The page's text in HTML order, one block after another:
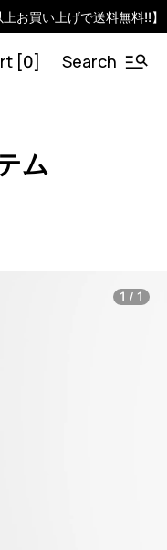
買い上げで送料無料!!】
[0] Search
ム
1 / 1